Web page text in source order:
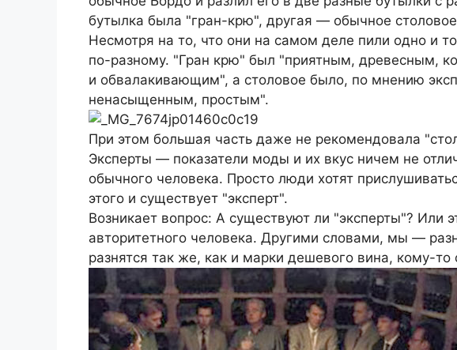
бутылка была "гран-крю", другая — обычное
Несмотря на то, что они на самом деле пили одно и
по-разному. "Гран крю" был "приятным, древесным,
и обвалакивающим", а столовое было, по мнению
ненасыщенным, простым".
При этом большая часть даже не рекомендовала
Эксперты — показатели моды и их вкус ничем не
обычного человека. Просто люди хотят
этого и существует "эксперт".
Возникает вопрос: А существуют ли "эксперты"? Или
авторитетного человека. Другими словами, мы —
разнятся так же, как и марки дешевого вина, кому-то